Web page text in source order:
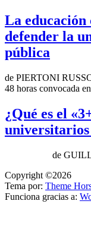
La educación
defender la
pública
de PIERTONI
48 horas convocada
¿Qué es el
universitarios
de
Copyright ©2026
Tema por: Theme
Funciona gracias a: